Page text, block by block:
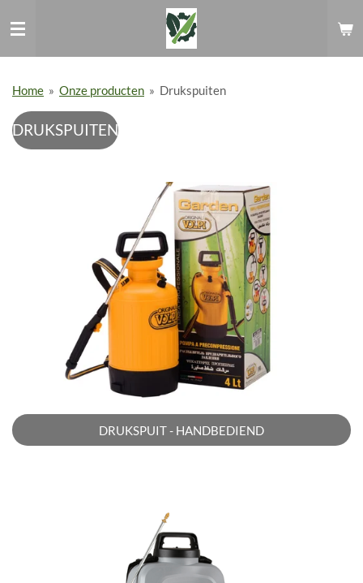
direct
hoofdinhoud
Home » Onze producten » Drukspuiten
DRUKSPUITEN
DRUKSPUIT - HANDBEDIEND